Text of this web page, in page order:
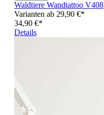
Waldtiere Wandtattoo V408
Varianten ab 29,90 €*
34,90 €*
Details